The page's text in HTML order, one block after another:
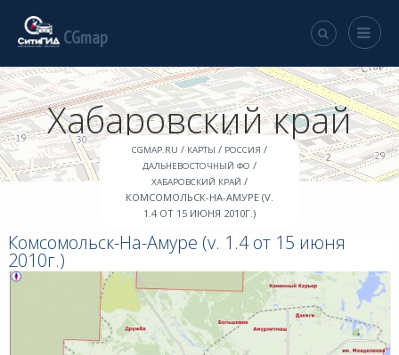
CGmap
Хабаровский край
CGMAP.RU / КАРТЫ / РОССИЯ /
ДАЛЬНЕВОСТОЧНЫЙ ФО /
ХАБАРОВСКИЙ КРАЙ /
КОМСОМОЛЬСК-НА-АМУРЕ (V.
1.4 ОТ 15 ИЮНЯ 2010Г.)
Комсомольск-На-Амуре (v. 1.4 от 15 июня
2010г.)